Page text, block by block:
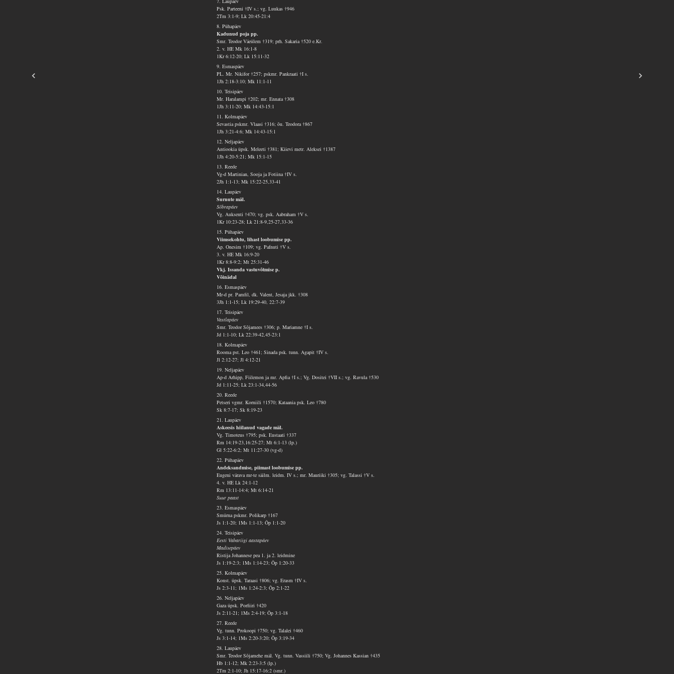
Psk. Parteeni †IV s.; vg. Luukas †946
2Tm 3:1-9; Lk 20:45-21:4
8. Pühapäev
Kadunud poja pp.
Smr. Teodor Väeülem †319; prh. Sakaria †520 e.Kr.
2. v. HE Mk 16:1-8
1Kr 6:12-20; Lk 15:11-32
9. Esmaspäev
PL. Mr. Nikifor †257; pskmr. Pankraati †I s.
1Jh 2:18-3:10; Mk 11:1-11
10. Teisipäev
Mr. Haralampi †202; mr. Ennata †308
1Jh 3:11-20; Mk 14:43-15:1
11. Kolmapäev
Sevastia pskmr. Vlaasi †316; õu. Teodora †867
1Jh 3:21-4:6; Mk 14:43-15:1
12. Neljapäev
Antiookia üpsk. Meleeti †381; Kiievi metr. Aleksei †1387
1Jh 4:20-5:21; Mk 15:1-15
13. Reede
Vg-d Martinian, Sooja ja Fotiina †IV s.
2Jh 1:1-13; Mk 15:22-25,33-41
14. Laupäev
Surnute mäl.
Sõbrapäev
Vg. Auksenti †470; vg. psk. Aabraham †V s.
1Kr 10:23-28; Lk 21:8-9,25-27,33-36
15. Pühapäev
Viimsekohtu, lihast loobumise pp.
Ap. Onesim †109; vg. Pafnuti †V s.
3. v. HE Mk 16:9-20
1Kr 8:8-9:2; Mt 25:31-46
Vkj. Issanda vastuvõtmise p.
Võinädal
16. Esmaspäev
Mr-d pr. Pamfil, dk. Valent, Jesaja jkk. †308
3Jh 1:1-15; Lk 19:29-40, 22:7-39
17. Teisipäev
Vastlapäev
Smr. Teodor Sõjamees †306; p. Mariamne †I s.
Jd 1:1-10; Lk 22:39-42,45-23:1
18. Kolmapäev
Rooma pst. Leo †461; Sinada psk. tunn. Agapit †IV s.
Jl 2:12-27; Jl 4:12-21
19. Neljapäev
Ap-d Arhipp, Fiilemon ja mr. Apfia †I s.; Vg. Dositei †VII s.; vg. Ravula †530
Jd 1:11-25; Lk 23:1-34,44-56
20. Reede
Petseri vgmr. Korniili †1570; Kataania psk. Leo †780
Sk 8:7-17; Sk 8:19-23
21. Laupäev
Askeesis hiilanud vagade mäl.
Vg. Timoteus †795; psk. Eustaati †337
Rm 14:19-23,16:25-27; Mt 6:1-13 (lp.)
Gl 5:22-6:2; Mt 11:27-30 (vg-d)
22. Pühapäev
Andeksandmise, piimast loobumise pp.
Eugeni värava mr-te säilm. leidm. IV s.; mr. Mauriiki †305; vg. Talassi †V s.
4. v. HE Lk 24:1-12
Rm 13:11-14:4; Mt 6:14-21
Suur paast
23. Esmaspäev
Smürna pskmr. Polikarp †167
Js 1:1-20; 1Ms 1:1-13; Õp 1:1-20
24. Teisipäev
Eesti Vabariigi aastapäev
Madisepäev
Ristija Johannese pea 1. ja 2. leidmine
Js 1:19-2:3; 1Ms 1:14-23; Õp 1:20-33
25. Kolmapäev
Konst. üpsk. Taraasi †806; vg. Erasm †IV s.
Js 2:3-11; 1Ms 1:24-2:3; Õp 2:1-22
26. Neljapäev
Gaza üpsk. Porfiiri †420
Js 2:11-21; 1Ms 2:4-19; Õp 3:1-18
27. Reede
Vg. tunn. Prokoopi †750; vg. Talalei †460
Js 3:1-14; 1Ms 2:20-3:20; Õp 3:19-34
28. Laupäev
Smr. Teodor Sõjamehe mäl. Vg. tunn. Vassiili †750; Vg. Johannes Kassian †435
Hb 1:1-12; Mk 2:23-3:5 (lp.)
2Tm 2:1-10; Jh 15:17-16:2 (smr.)